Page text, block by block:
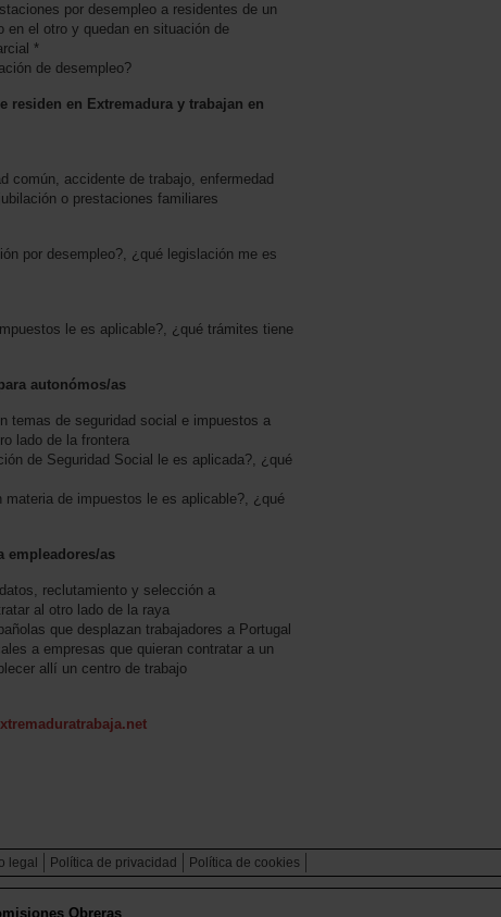
por desempleo a residentes de un
en el otro y quedan en situación de
*
de desempleo?
residen en Extremadura y trabajan en
común, accidente de trabajo, enfermedad
o prestaciones familiares
por desempleo?, ¿qué legislación me es
le es aplicable?, ¿qué trámites tiene
autonómos/as
temas de seguridad social e impuestos a
lado de la frontera
de Seguridad Social le es aplicada?, ¿qué
materia de impuestos le es aplicable?, ¿qué
empleadores/as
reclutamiento y selección a
al otro lado de la raya
que desplazan trabajadores a Portugal
a empresas que quieran contratar a un
allí un centro de trabajo
legal Política de privacidad Política de cookies
Obreras